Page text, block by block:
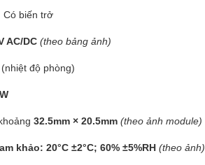
Có biến trở
AC/DC (theo bảng ảnh)
(nhiệt độ phòng)
32.5mm × 20.5mm (theo ảnh module)
khảo: 20°C ±2°C; 60% ±5%RH (theo ảnh)